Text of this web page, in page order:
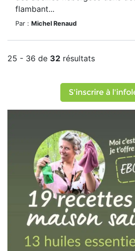
flambant...
Par : Michel Renaud
25 - 36 de 32 résultats
S'inscrire à